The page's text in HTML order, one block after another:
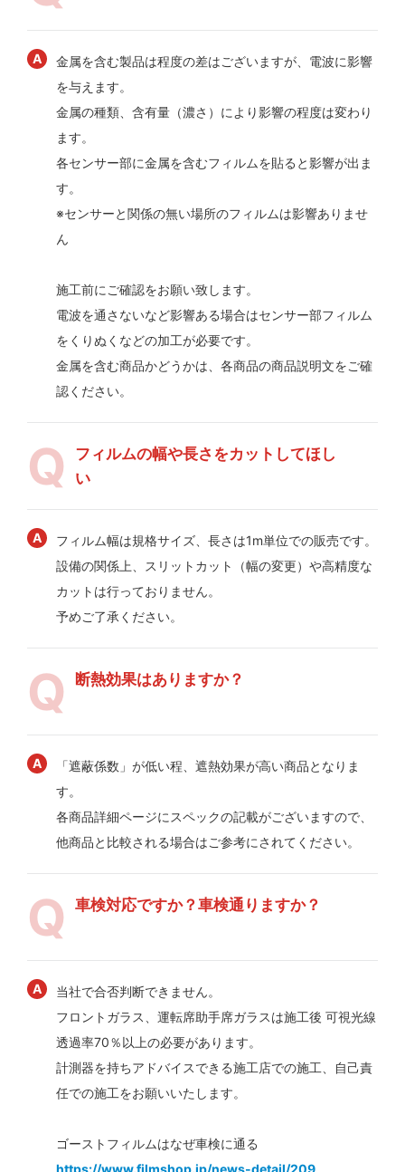
金属を含む製品は程度の差はございますが、電波に影響
を与えます。
金属の種類、含有量（濃さ）により影響の程度は変わり
ます。
各センサー部に金属を含むフィルムを貼ると影響が出ま
す。
※センサーと関係の無い場所のフィルムは影響ありませ
ん
施工前にご確認をお願い致します。
電波を通さないなど影響ある場合はセンサー部フィルム
をくりぬくなどの加工が必要です。
金属を含む商品かどうかは、各商品の商品説明文をご確
認ください。
フィルムの幅や長さをカットしてほし
い
フィルム幅は規格サイズ、長さは1m単位での販売です。
設備の関係上、スリットカット（幅の変更）や高精度な
カットは行っておりません。
予めご了承ください。
断熱効果はありますか？
「遮蔽係数」が低い程、遮熱効果が高い商品となりま
す。
各商品詳細ページにスペックの記載がございますので、
他商品と比較される場合はご参考にされてください。
車検対応ですか？車検通りますか？
当社で合否判断できません。
フロントガラス、運転席助手席ガラスは施工後 可視光線
透過率70％以上の必要があります。
計測器を持ちアドバイスできる施工店での施工、自己責
任での施工をお願いいたします。
ゴーストフィルムはなぜ車検に通る
https://www.filmshop.jp/news-detail/209